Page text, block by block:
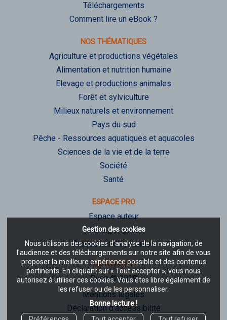
Gestion des cookies
Nous utilisons des cookies d’analyse de la navigation, de
l’audience et des téléchargements sur notre site afin de vous
proposer la meilleure expérience possible et des contenus
pertinents. En cliquant sur « Tout accepter », vous nous
autorisez à utiliser ces cookies. Vous êtes libre également de
les refuser ou de les personnaliser.
Bonne lecture !
Téléchargements
Comment lire un eBook ?
NOS THÉMATIQUES
Agriculture et productions végétales
Alimentation et nutrition humaine
Elevage et productions animales
Forêt et sylviculture
Milieux naturels et environnement
Pays du sud
Pêche - Ressources aquatiques et aquacoles
Sciences de la vie et de la terre
Société
Santé
ESPACE PRO
Espace auteur
Foreign rights
Processus d'évaluation
NOTRE SITE
Quae © 2019
Mentions légales
Déclaration d'accessibilité